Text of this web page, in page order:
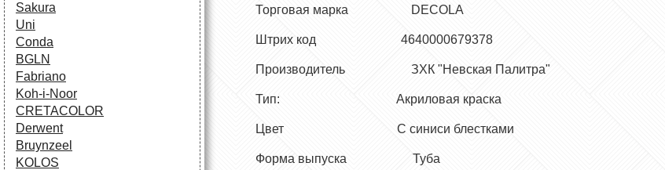
Sakura
Uni
Conda
BGLN
Fabriano
Koh-i-Noor
CRETACOLOR
Derwent
Bruynzeel
KOLOS
Торговая марка DECOLA
Штрих код 4640000679378
Производитель ЗХК "Невская Палитра"
Тип: Акриловая краска
Цвет С синиси блестками
Форма выпуска Туба